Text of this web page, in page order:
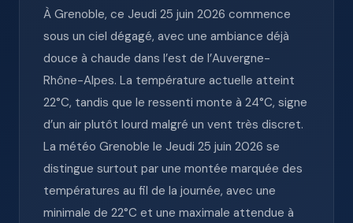
À Grenoble, ce Jeudi 25 juin 2026 commence
sous un ciel dégagé, avec une ambiance déjà
douce à chaude dans l’est de l’Auvergne-
Rhône-Alpes. La température actuelle atteint
22°C, tandis que le ressenti monte à 24°C, signe
d’un air plutôt lourd malgré un vent très discret.
La météo Grenoble le Jeudi 25 juin 2026 se
distingue surtout par une montée marquée des
températures au fil de la journée, avec une
minimale de 22°C et une maximale attendue à